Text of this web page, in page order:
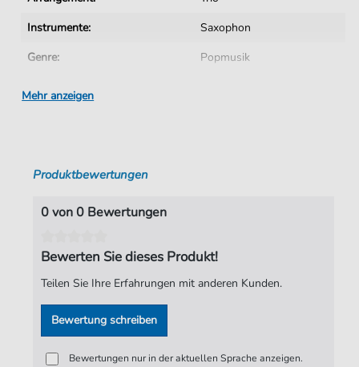
Instrumente:
Saxophon
Genre:
Popmusik
Ära:
Tempo:
Tonart:
Autoren:
Prince
Spieldauer:
Verlag:
ND-Verlag
Mehr anzeigen
Produktbewertungen
0 von 0 Bewertungen
Bewerten Sie dieses Produkt!
Teilen Sie Ihre Erfahrungen mit anderen Kunden.
Bewertung schreiben
Bewertungen nur in der aktuellen Sprache anzeigen.